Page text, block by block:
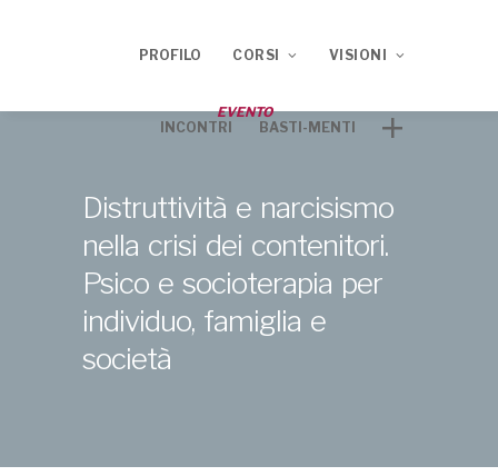
PROFILO CORSI
Corso ECM 2021
VISIONI
INCONTRI
EVENTO
BASTI-MENTI
Distruttività e narcisismo
nella crisi dei contenitori.
Psico e socioterapia per
individuo, famiglia e
società